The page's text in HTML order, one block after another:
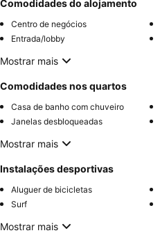
Comodidades do alojamento
Centro de negócios
Entrada/lobby
Mostrar mais
Comodidades nos quartos
Casa de banho com chuveiro
Janelas desbloqueadas
Mostrar mais
Instalações desportivas
Aluguer de bicicletas
Surf
Mostrar mais